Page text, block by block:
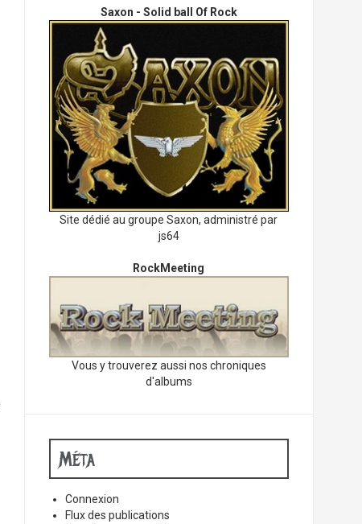
Saxon - Solid ball Of Rock
Site dédié au groupe Saxon, administré par
js64
RockMeeting
Vous y trouverez aussi nos chroniques
d'albums
Méta
Connexion
Flux des publications